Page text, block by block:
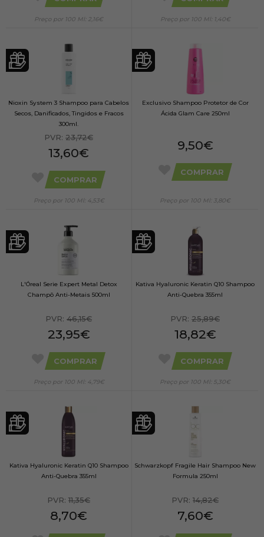
Preço por 100 Ml: 2,16€ Preço por 100 Ml: 1,40€
Nioxin System 3 Shampoo para Cabelos
Secos, Danificados, Tingidos e Fracos
300ml.
PVR: 23,72€
13,60€
COMPRAR
Preço por 100 Ml: 4,53€
Exclusivo Shampoo Protetor de Cor
Ácida Glam Care 250ml
9,50€
COMPRAR
Preço por 100 Ml: 3,80€
L'Óreal Serie Expert Metal Detox
Champô Anti-Metais 500ml
PVR: 46,15€
23,95€
COMPRAR
Preço por 100 Ml: 4,79€
Kativa Hyaluronic Keratin Q10 Shampoo
Anti-Quebra 355ml
PVR: 25,89€
18,82€
COMPRAR
Preço por 100 Ml: 5,30€
Kativa Hyaluronic Keratin Q10 Shampoo
Anti-Quebra 355ml
PVR: 11,35€
8,70€
Schwarzkopf Fragile Hair Shampoo New
Formula 250ml
PVR: 14,82€
7,60€